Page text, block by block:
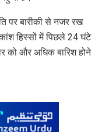
पर बारीकी से नजर रख
हिस्सों में पिछले 24 घंटे
को और अधिक बारिश होने